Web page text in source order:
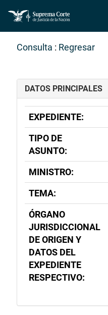
Consulta : Regresar
DATOS PRINCIPALES
EXPEDIENTE:
TIPO DE
ASUNTO:
MINISTRO:
TEMA:
ÓRGANO
JURISDICCIONAL
DE ORIGEN Y
DATOS DEL
EXPEDIENTE
RESPECTIVO: